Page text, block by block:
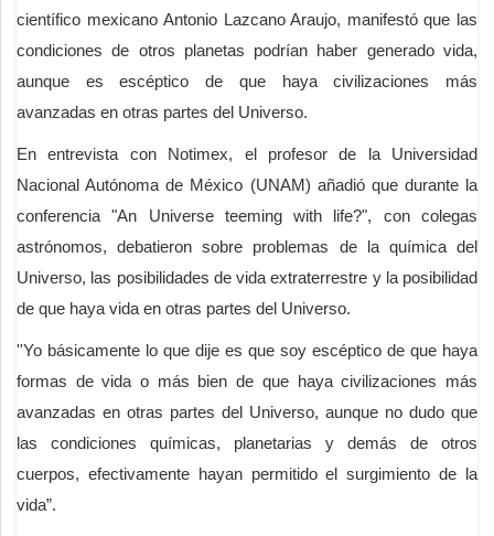
científico mexicano Antonio Lazcano Araujo, manifestó que las
condiciones de otros planetas podrían haber generado vida,
aunque es escéptico de que haya civilizaciones más
avanzadas en otras partes del Universo.
En entrevista con Notimex, el profesor de la Universidad
Nacional Autónoma de México (UNAM) añadió que durante la
conferencia "An Universe teeming with life?", con colegas
astrónomos, debatieron sobre problemas de la química del
Universo, las posibilidades de vida extraterrestre y la posibilidad
de que haya vida en otras partes del Universo.
''Yo básicamente lo que dije es que soy escéptico de que haya
formas de vida o más bien de que haya civilizaciones más
avanzadas en otras partes del Universo, aunque no dudo que
las condiciones químicas, planetarias y demás de otros
cuerpos, efectivamente hayan permitido el surgimiento de la
vida”.